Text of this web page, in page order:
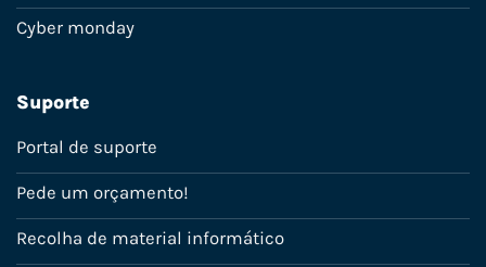
Cyber monday
Suporte
Portal de suporte
Pede um orçamento!
Recolha de material informático